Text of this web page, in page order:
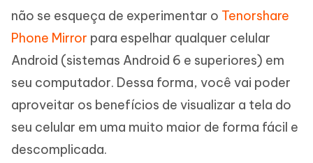
não se esqueça de experimentar o Tenorshare
Phone Mirror para espelhar qualquer celular
Android (sistemas Android 6 e superiores) em
seu computador. Dessa forma, você vai poder
aproveitar os benefícios de visualizar a tela do
seu celular em uma muito maior de forma fácil e
descomplicada.